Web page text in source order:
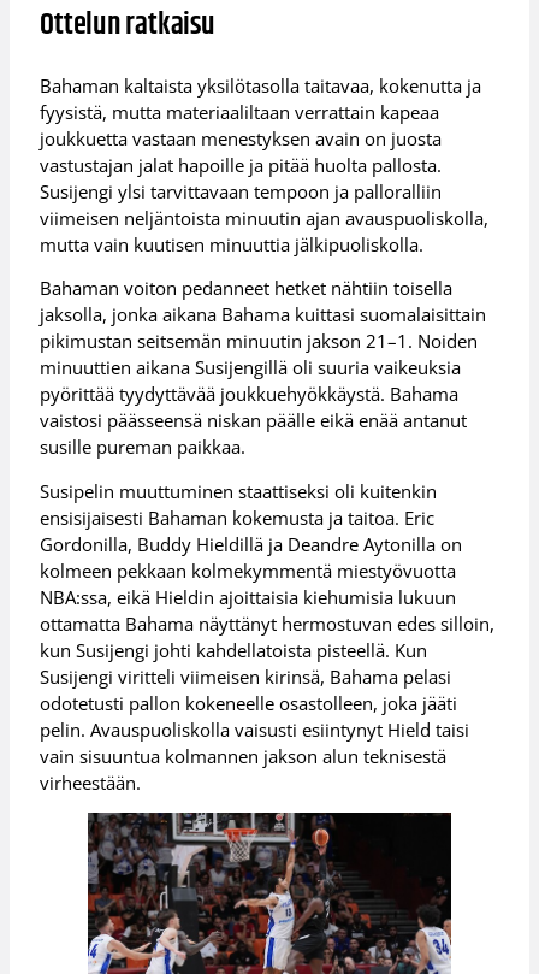
Ottelun ratkaisu
Bahaman kaltaista yksilötasolla taitavaa, kokenutta ja
fyysistä, mutta materiaaliltaan verrattain kapeaa
joukkuetta vastaan menestyksen avain on juosta
vastustajan jalat hapoille ja pitää huolta pallosta.
Susijengi ylsi tarvittavaan tempoon ja palloralliin
viimeisen neljäntoista minuutin ajan avauspuoliskolla,
mutta vain kuutisen minuuttia jälkipuoliskolla.
Bahaman voiton pedanneet hetket nähtiin toisella
jaksolla, jonka aikana Bahama kuittasi suomalaisittain
pikimustan seitsemän minuutin jakson 21–1. Noiden
minuuttien aikana Susijengillä oli suuria vaikeuksia
pyörittää tyydyttävää joukkuehyökkäystä. Bahama
vaistosi päässeensä niskan päälle eikä enää antanut
susille pureman paikkaa.
Susipelin muuttuminen staattiseksi oli kuitenkin
ensisijaisesti Bahaman kokemusta ja taitoa. Eric
Gordonilla, Buddy Hieldillä ja Deandre Aytonilla on
kolmeen pekkaan kolmekymmentä miestyövuotta
NBA:ssa, eikä Hieldin ajoittaisia kiehumisia lukuun
ottamatta Bahama näyttänyt hermostuvan edes silloin,
kun Susijengi johti kahdellatoista pisteellä. Kun
Susijengi viritteli viimeisen kirinsä, Bahama pelasi
odotetusti pallon kokeneelle osastolleen, joka jääti
pelin. Avauspuoliskolla vaisusti esiintynyt Hield taisi
vain sisuuntua kolmannen jakson alun teknisestä
virheestään.